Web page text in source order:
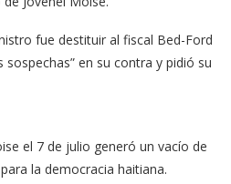
fue destituir al fis­cal Bed-Ford
sospechas” en su contra y pidió su
el 7 de julio generó un vacío de
la demo­cracia haitiana.